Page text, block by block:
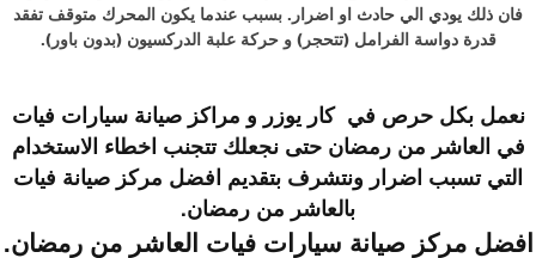
فان ذلك يودي الي حادث او اضرار. بسبب عندما يكون المحرك متوقف تفقد
قدرة دواسة الفرامل (تتحجر) و حركة علبة الدركسيون (بدون باور).
نعمل بكل حرص فيكار يوزر و مراكز صيانة سيارات فيات
في العاشر من رمضان حتى نجعلك تتجنب اخطاء الاستخدام
التي تسبب اضرار ونتشرف بتقديم
افضل مركز صيانة فيات
بالعاشر من رمضان.
افضل مركز صيانة سيارات فيات العاشر من رمضان.